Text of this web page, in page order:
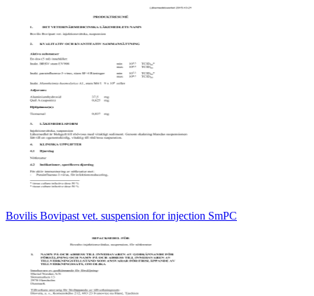
Bovilis Bovipast vet. suspension for injection SmPC